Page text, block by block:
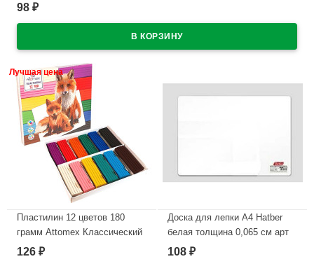
98 ₽
Лучшая цена
Пластилин 12 цветов 180
грамм Attomex Классический
картонная коробка арт
126 ₽
Доска для лепки А4 Hatber
белая толщина 0,065 см арт
РТ_2004
108 ₽